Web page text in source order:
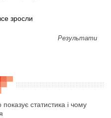
зросли
Результати
статистика і чому